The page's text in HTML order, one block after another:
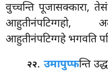
वुच्चन्ति पूजासक्कारा,
आहुतीनंपटिग्गहो,
आहुतीनंपटिग्गहे भगवति
२२. उमापुप्फन्ति